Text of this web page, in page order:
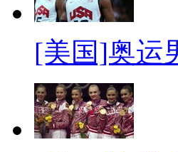
[美国]奥运